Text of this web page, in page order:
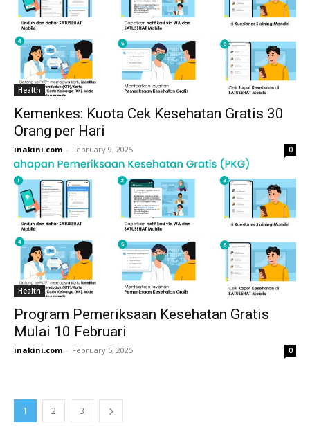
Health
Kemenkes: Kuota Cek Kesehatan Gratis 30
Orang per Hari
inakini.com - February 9, 2025 0
Health
Program Pemeriksaan Kesehatan Gratis
Mulai 10 Februari
inakini.com - February 5, 2025 0
1 2 3